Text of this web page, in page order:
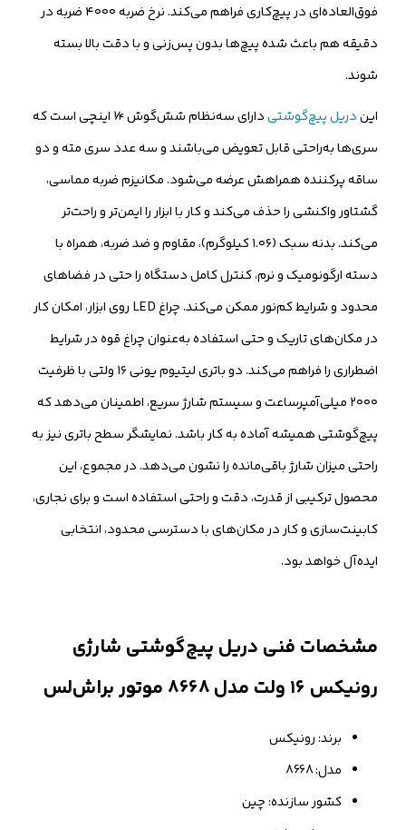
فوق‌العاده‌ای در پیچ‌کاری فراهم می‌کند. نرخ ضربه ۴۰۰۰ ضربه در
دقیقه هم باعث شده پیچ‌ها بدون پس‌زنی و با دقت بالا بسته
شوند.
ایندریل پیچ‌گوشتیدارای سه‌نظام شش‌گوش ¼ اینچی است که
سری‌ها به‌راحتی قابل تعویض می‌باشند و سه عدد سری مته و دو
ساقه پرکننده همراهش عرضه می‌شود. مکانیزم ضربه مماسی،
گشتاور واکنشی را حذف می‌کند و کار با ابزار را ایمن‌تر و راحت‌تر
می‌کند. بدنه سبک (۱.۰۶ کیلوگرم)، مقاوم و ضد ضربه، همراه با
دسته ارگونومیک و نرم، کنترل کامل دستگاه را حتی در فضاهای
محدود و شرایط کم‌نور ممکن می‌کند. چراغ LED روی ابزار، امکان کار
در مکان‌های تاریک و حتی استفاده به‌عنوان چراغ قوه در شرایط
اضطراری را فراهم می‌کند. دو باتری لیتیوم یونی ۱۶ ولتی با ظرفیت
۲۰۰۰ میلی‌آمپرساعت و سیستم شارژ سریع، اطمینان می‌دهد که
پیچ‌گوشتی همیشه آماده به کار باشد. نمایشگر سطح باتری نیز به
راحتی میزان شارژ باقی‌مانده را نشون می‌دهد. در مجموع، این
محصول ترکیبی از قدرت، دقت و راحتی استفاده است و برای نجاری،
کابینت‌سازی و کار در مکان‌های با دسترسی محدود، انتخابی
ایده‌آل خواهد بود.
مشخصات فنی دریل پیچ‌گوشتی شارژی
رونیکس ۱۶ ولت مدل 8668 موتور براش‌‌لس
برند: رونیکس
مدل: 8668
کشور سازنده: چین